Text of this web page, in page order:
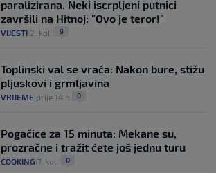
paralizirana. Neki iscrpljeni putnici
završili na Hitnoj: "Ovo je teror!"
VIJESTI 2. kol. 9
Toplinski val se vraća: Nakon bure, stižu
pljuskovi i grmljavina
VRIJEME prije 14 h 0
Pogačice za 15 minuta: Mekane su,
prozračne i tražit ćete još jednu turu
COOKING 7. kol. 0